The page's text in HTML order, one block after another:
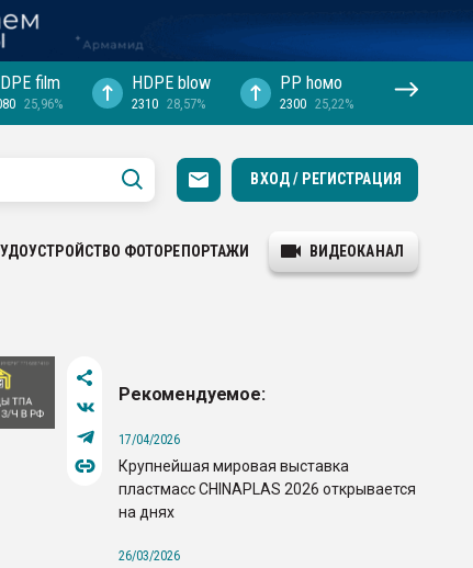
film
25,96%
HDPE blow
2310 28,57%
PP hомо
2300 25,22%
ВХОД / РЕГИСТРАЦИЯ
ФОТОРЕПОРТАЖИ ВИДЕОКАНАЛ
Рекомендуемое:
17/04/2026
Крупнейшая мировая выставка
пластмасс CHINAPLAS 2026 открывается
на днях
26/03/2026